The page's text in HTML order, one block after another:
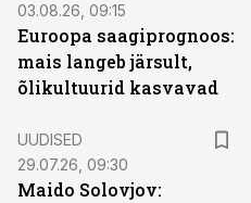
03.08.26, 09:15
Euroopa saagiprognoos:
mais langeb järsult,
õlikultuurid kasvavad
UUDISED
29.07.26, 09:30
Maido Solovjov: